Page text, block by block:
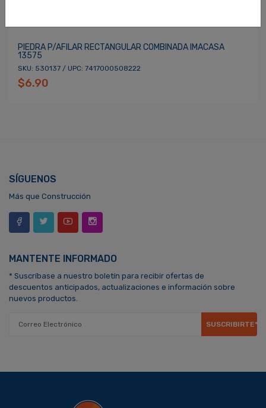
PIEDRA P/AFILAR RECTANGULAR COMBINADA IMACASA
13575
SKU: 530137 / UPC: 7417000508222
$6.90
SÍGUENOS
Más que Construcción
MANTENTE INFORMADO
* Suscríbase a nuestro boletín para recibir ofertas de
descuentos anticipados, actualizaciones e información sobre
nuevos productos.
SUSCRIBIRTE*